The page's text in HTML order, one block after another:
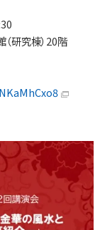
究棟）20階